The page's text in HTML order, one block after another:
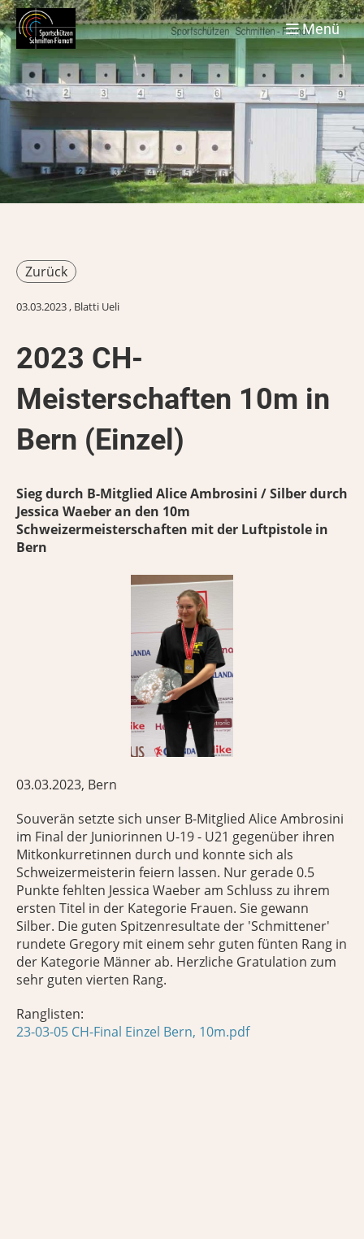
Menü
Zurück
03.03.2023, Blatti Ueli
2023 CH-
Meisterschaften 10m in
Bern (Einzel)
Sieg durch B-Mitglied Alice Ambrosini / Silber durch
Jessica Waeber an den 10m
Schweizermeisterschaften mit der Luftpistole in
Bern
03.03.2023, Bern
Souverän setzte sich unser B-Mitglied Alice Ambrosini
im Final der Juniorinnen U-19 - U21 gegenüber ihren
Mitkonkurretinnen durch und konnte sich als
Schweizermeisterin feiern lassen. Nur gerade 0.5
Punkte fehlten Jessica Waeber am Schluss zu ihrem
ersten Titel in der Kategorie Frauen. Sie gewann
Silber. Die guten Spitzenresultate der 'Schmittener'
rundete Gregory mit einem sehr guten fünten Rang in
der Kategorie Männer ab. Herzliche Gratulation zum
sehr guten vierten Rang.
Ranglisten:
23-03-05 CH-Final Einzel Bern, 10m.pdf